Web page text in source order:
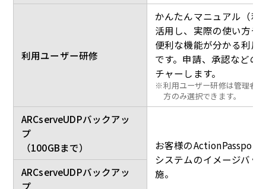
利用ユーザー研修
かんたんマニュアル（利
活用し、実際の使い方や
便利な機能が分かる利用
です。申請、承認などの
チャーします。
※利用ユーザー研修は管理者
方のみ選択できます。
ARCserveUDPバックアッ
プ
（100GBまで）
お客様のActionPassport
システムのイメージバッ
施。
ARCserveUDPバックアッ
プ